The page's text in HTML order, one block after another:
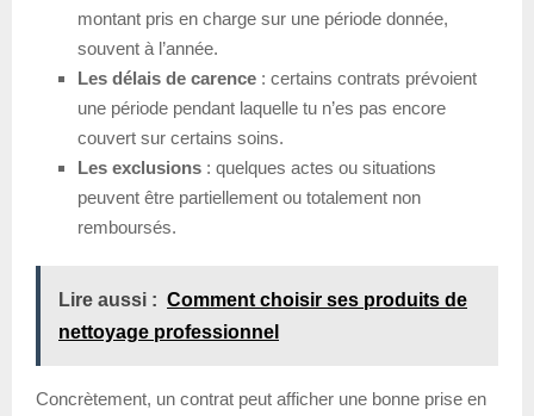
montant pris en charge sur une période donnée,
souvent à l’année.
Les délais de carence : certains contrats prévoient
une période pendant laquelle tu n’es pas encore
couvert sur certains soins.
Les exclusions : quelques actes ou situations
peuvent être partiellement ou totalement non
remboursés.
Lire aussi : Comment choisir ses produits de
nettoyage professionnel
Concrètement, un contrat peut afficher une bonne prise en